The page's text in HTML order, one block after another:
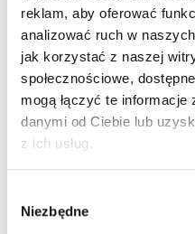
reklam, aby oferować
analizować ruch w
jak korzystać z naszej
społecznościowe,
mogą łączyć te
danymi od Ciebie lub
z ich usług.
zgody
Niezbędne
Email: *
Company: